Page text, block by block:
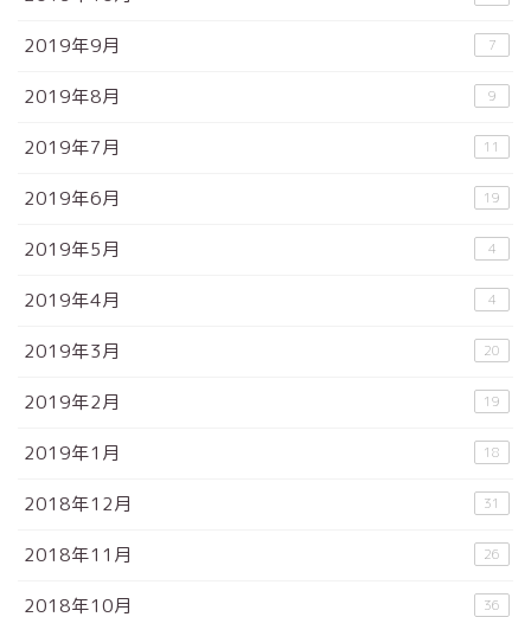
2019年9月 7
2019年8月 9
2019年7月 11
2019年6月 19
2019年5月 4
2019年4月 4
2019年3月 20
2019年2月 19
2019年1月 18
2018年12月 31
2018年11月 26
2018年10月 36